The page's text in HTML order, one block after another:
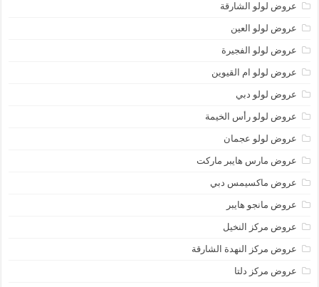
عروض لولو الشارقة
عروض لولو العين
عروض لولو الفجيرة
عروض لولو ام القيوين
عروض لولو دبي
عروض لولو رأس الخيمة
عروض لولو عجمان
عروض مارس هايبر ماركت
عروض ماكسيمس دبي
عروض مانجو هايبر
عروض مركز النخيل
عروض مركز النهدة الشارقة
عروض مركز دلتا